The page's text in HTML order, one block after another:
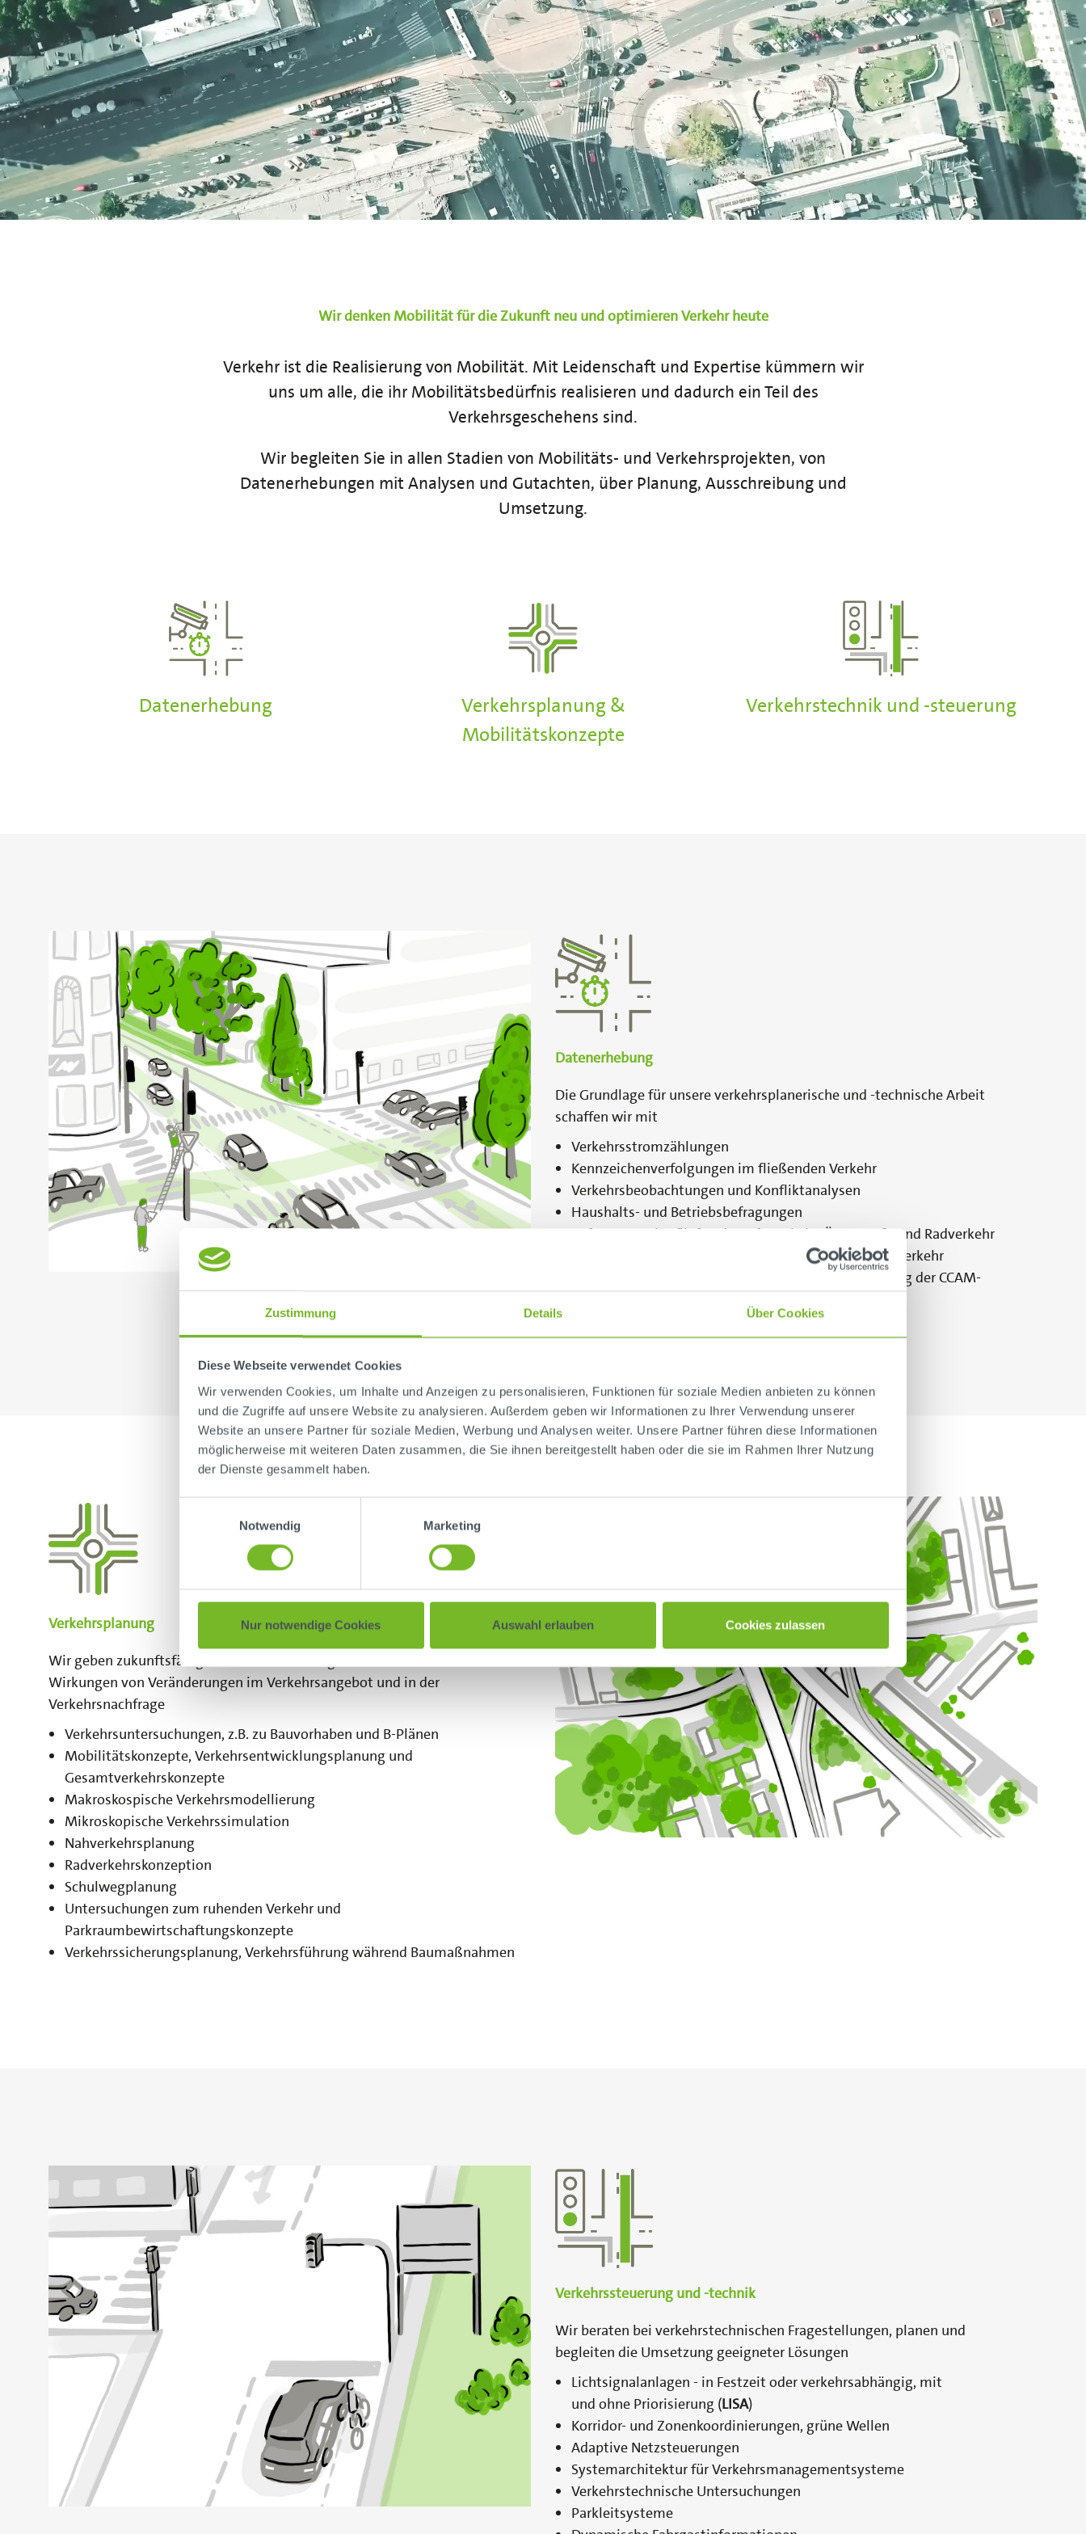
Zustimmung Details Über Cookies
Diese Webseite verwendet Cookies
Wir verwenden Cookies, um Inhalte und Anzeigen zu personalisieren, Funktionen für soziale Medien anbieten zu können
und die Zugriffe auf unsere Website zu analysieren. Außerdem geben wir Informationen zu Ihrer Verwendung unserer
Website an unsere Partner für soziale Medien, Werbung und Analysen weiter. Unsere Partner führen diese Informationen
möglicherweise mit weiteren Daten zusammen, die Sie ihnen bereitgestellt haben oder die sie im Rahmen Ihrer Nutzung
der Dienste gesammelt haben.
Notwendig
Marketing
Nur notwendige Cookies Auswahl erlauben Cookies zulassen
Wir denken Mobilität für die Zukunft neu und optimieren Verkehr heute
Verkehr ist die Realisierung von Mobilität. Mit Leidenschaft und Expertise kümmern wir
uns um alle, die ihr Mobilitätsbedürfnis realisieren und dadurch ein Teil des
Verkehrsgeschehens sind.
Wir begleiten Sie in allen Stadien von Mobilitäts- und Verkehrsprojekten, von
Datenerhebungen mit Analysen und Gutachten, über Planung, Ausschreibung und
Umsetzung.
Datenerhebung
Verkehrsplanung &
Mobilitätskonzepte
Verkehrstechnik und -steuerung
Datenerhebung
Die Grundlage für unsere verkehrsplanerische und -technische Arbeit
schaffen wir mit
Verkehrsstromzählungen
Kennzeichenverfolgungen im fließenden Verkehr
Verkehrsbeobachtungen und Konfliktanalysen
Haushalts- und Betriebsbefragungen
Befragungen im fließenden Kfz-Verkehr, ÖPNV, Fuß- und Radverkehr
Zählungen und Kennzeichenerfassung im ruhenden Verkehr
Reisezeitmessungen im MIV und ÖPNV inkl. Erfassung der CCAM-
Verkehrsplanung
Wir geben zukunftsfähige Antworten auf Fragen zu den verkehrlichen
Wirkungen von Veränderungen im Verkehrsangebot und in der
Verkehrsnachfrage
Verkehrsuntersuchungen, z.B. zu Bauvorhaben und B-Plänen
Mobilitätskonzepte, Verkehrsentwicklungsplanung und
Gesamtverkehrskonzepte
Makroskospische Verkehrsmodellierung
Mikroskopische Verkehrssimulation
Nahverkehrsplanung
Radverkehrskonzeption
Schulwegplanung
Untersuchungen zum ruhenden Verkehr und
Parkraumbewirtschaftungskonzepte
Verkehrssicherungsplanung, Verkehrsführung während Baumaßnahmen
Verkehrssteuerung und -technik
Wir beraten bei verkehrstechnischen Fragestellungen, planen und
begleiten die Umsetzung geeigneter Lösungen
Lichtsignalanlagen - in Festzeit oder verkehrsabhängig, mit
und ohne Priorisierung (LISA)
Korridor- und Zonenkoordinierungen, grüne Wellen
Adaptive Netzsteuerungen
Systemarchitektur für Verkehrsmanagementsysteme
Verkehrstechnische Untersuchungen
Parkleitsysteme